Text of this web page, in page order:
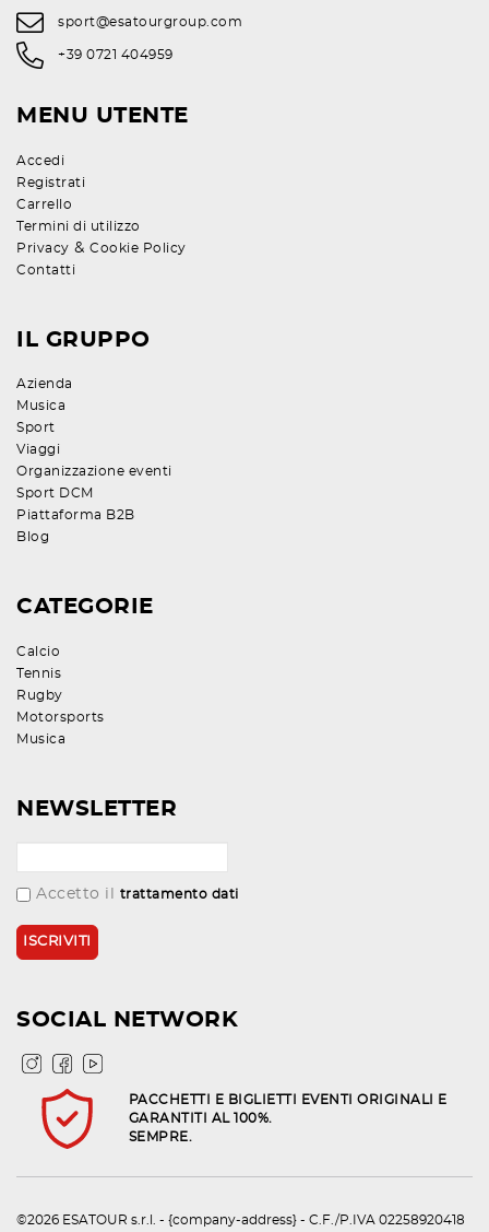
sport@esatourgroup.com
+39 0721 404959
MENU UTENTE
Accedi
Registrati
Carrello
Termini di utilizzo
Privacy & Cookie Policy
Contatti
IL GRUPPO
Azienda
Musica
Sport
Viaggi
Organizzazione eventi
Sport DCM
Piattaforma B2B
Blog
CATEGORIE
Calcio
Tennis
Rugby
Motorsports
Musica
NEWSLETTER
Accetto il trattamento dati
SOCIAL NETWORK
PACCHETTI E BIGLIETTI EVENTI ORIGINALI E
GARANTITI AL 100%.
SEMPRE.
©2026 ESATOUR s.r.l. - {company-address} - C.F./P.IVA 02258920418